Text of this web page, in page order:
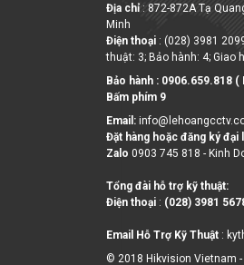
Địa chỉ : 872-872A Tạ
Minh
Điện thoại : (028) 3981
thuật: 3; Bảo hành: 4; Giao
Bảo hành : 0906.659.818
Bấm phím 9
Email:
Đặt hàng hoặc đăng ký đại
Zalo 0903 745 818 - Kinh
Tổng đài hỗ trợ kỹ thuật:
Điện thoại : (028) 3981
Email Hỗ Trợ Kỹ Thuật :
© 2018 Hikvision Vietnam